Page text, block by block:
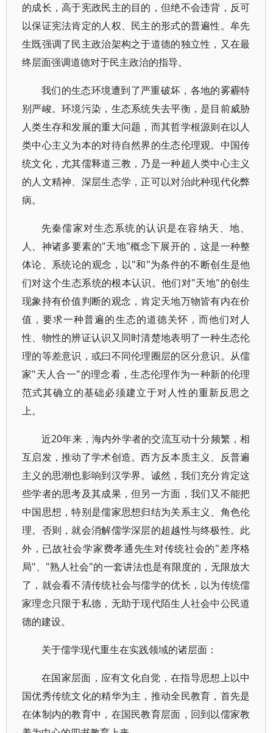
的成长，高于宪政民主的目的，但绝不会违背，反可
以保证宪法肯定的人权、民主的形式的普遍性。牟先
生既强调了民主政治架构之于道德的独立性，又在最
终层面强调道德对于民主政治的指导。
我们的生态环境遭到了严重破坏，各地的雾霾特
别严峻。环境污染，生态系统失去平衡，是目前威胁
人类生存和发展的重大问题，而其哲学根源则在以人
类中心主义为本的对待自然界的生态伦理观。中国传
统文化，尤其儒释道三教，乃是一种超人类中心主义
的人文精神、深层生态学，正可以对治此种现代化弊
病。
先秦儒家对生态系统的认识是在容纳天、地、
人、神诸多要素的"天地"概念下展开的，这是一种整
体论、系统论的观念，以"和"为条件的不断创生是他
们对这个生态系统的根本认识。他们对"天地"的创生
现象持有价值判断的观念，肯定天地万物皆有内在价
值，要求一种普遍的生态的道德关怀，而他们对人
性、物性的辨证认识又同时清楚地表明了一种生态伦
理的等差意识，或曰不同伦理圈层的区分意识。从儒
家"天人合一"的理念看，生态伦理作为一种新的伦理
范式其确立的基础必须建立于对人性的重新反思之
上。
近20年来，海内外学者的交流互动十分频繁，相
互启发，推动了学术创造。西方反本质主义、反普遍
主义的思潮也影响到汉学界。诚然，我们充分肯定这
些学者的思考及其成果，但另一方面，我们又不能把
中国思想，特别是儒家思想归结为关系主义、角色伦
理。否则，就会消解儒学深层的超越性与终极性。此
外，已故社会学家费孝通先生对传统社会的"差序格
局"、"熟人社会"的一套讲法也是有限度的，无限放大
了，就会看不清传统社会与儒学的优长，以为传统儒
家理念只限于私德，无助于现代陌生人社会中公民道
德的建设。
关于儒学现代重生在实践领域的诸层面：
在国家层面，应有文化自觉，在指导思想上以中
国优秀传统文化的精华为主，推动全民教育，首先是
在体制内的教育中，在国民教育层面，回到以儒家教